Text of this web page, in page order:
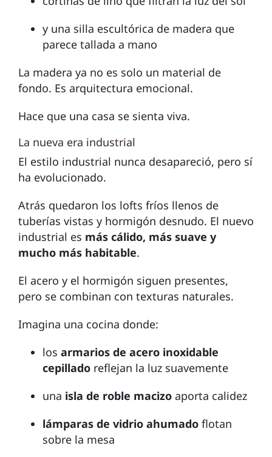
y una silla escultórica de madera que
parece tallada a mano
La madera ya no es solo un material de
fondo. Es arquitectura emocional.
Hace que una casa se sienta viva.
La nueva era industrial
El estilo industrial nunca desapareció, pero sí
ha evolucionado.
Atrás quedaron los lofts fríos llenos de
tuberías vistas y hormigón desnudo. El nuevo
industrial es más cálido, más suave y
mucho más habitable.
El acero y el hormigón siguen presentes,
pero se combinan con texturas naturales.
Imagina una cocina donde:
los armarios de acero inoxidable
cepillado reflejan la luz suavemente
una isla de roble macizo aporta calidez
lámparas de vidrio ahumado flotan
sobre la mesa